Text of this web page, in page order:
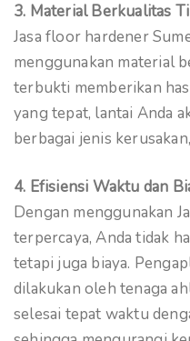
3. Material Berkualitas
Jasa floor hardener
menggunakan material
terbukti memberikan
yang tepat, lantai Anda
berbagai jenis
4. Efisiensi Waktu dan
Dengan menggunakan
terpercaya, Anda tidak
tetapi juga biaya.
dilakukan oleh tenaga
selesai tepat waktu